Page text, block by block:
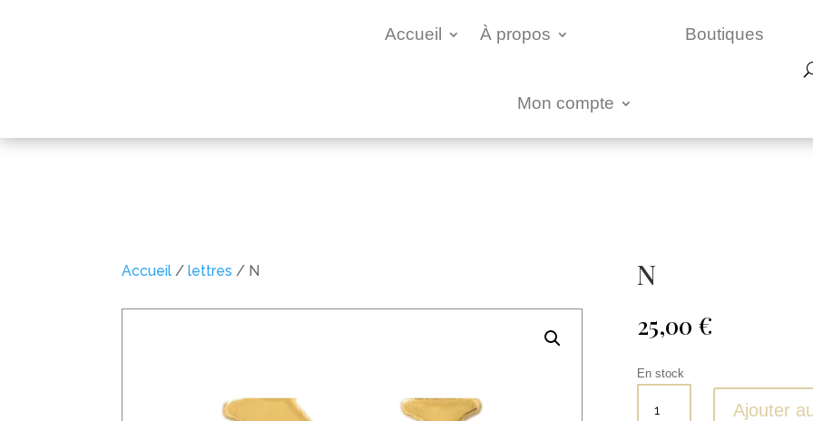
Accueil À propos Boutiques
Mon compte
Accueil /lettres / N N
25,00 €
En stock
Ajouter